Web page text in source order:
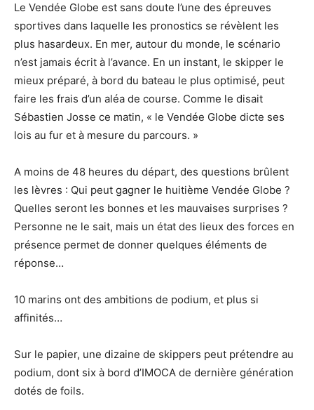
Le Vendée Globe est sans doute l’une des épreuves
sportives dans laquelle les pronostics se révèlent les
plus hasardeux. En mer, autour du monde, le scénario
n’est jamais écrit à l’avance. En un instant, le skipper le
mieux préparé, à bord du bateau le plus optimisé, peut
faire les frais d’un aléa de course. Comme le disait
Sébastien Josse ce matin, « le Vendée Globe dicte ses
lois au fur et à mesure du parcours. »
A moins de 48 heures du départ, des questions brûlent
les lèvres : Qui peut gagner le huitième Vendée Globe ?
Quelles seront les bonnes et les mauvaises surprises ?
Personne ne le sait, mais un état des lieux des forces en
présence permet de donner quelques éléments de
réponse…
10 marins ont des ambitions de podium, et plus si
affinités…
Sur le papier, une dizaine de skippers peut prétendre au
podium, dont six à bord d’IMOCA de dernière génération
dotés de foils.